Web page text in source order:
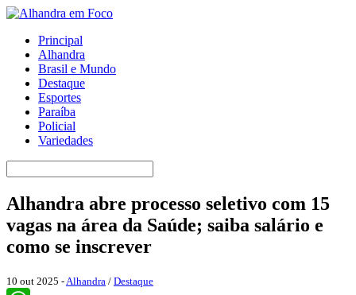
Principal
Alhandra
Brasil e Mundo
Destaque
Esportes
Paraíba
Policial
Variedades
Alhandra abre processo seletivo com 15
vagas na área da Saúde; saiba salário e
como se inscrever
10 out 2025 - Alhandra / Destaque